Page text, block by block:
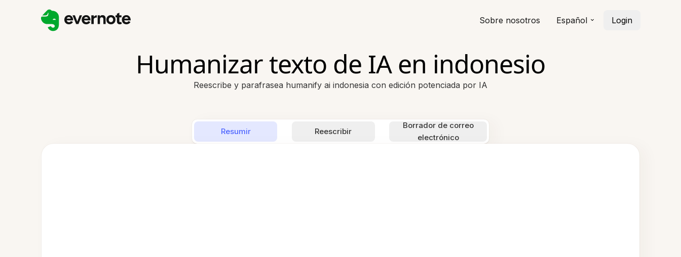
Sobre nosotros Español Login
Humanizar texto de IA en indonesio
Reescribe y parafrasea humanify ai indonesia con edición potenciada por IA
Resumir Reescribir
Borrador de correo
electrónico